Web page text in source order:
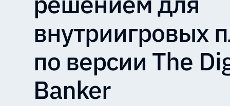
внутриигровых
по версии The
Banker